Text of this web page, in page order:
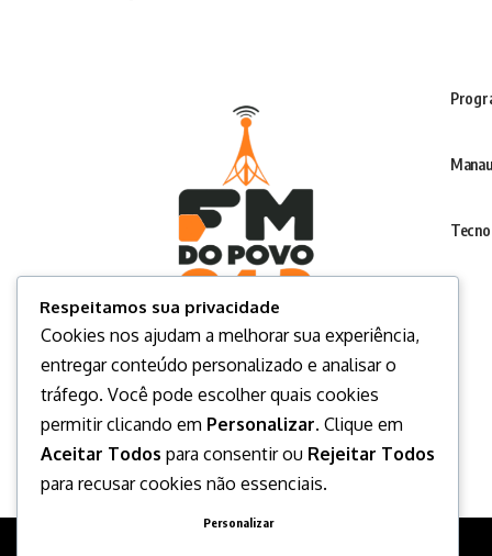
Respeitamos sua privacidade
Cookies nos ajudam a melhorar sua experiência,
entregar conteúdo personalizado e analisar o
tráfego. Você pode escolher quais cookies
permitir clicando em Personalizar. Clique em
Aceitar Todos para consentir ou Rejeitar Todos
para recusar cookies não essenciais.
Personalizar